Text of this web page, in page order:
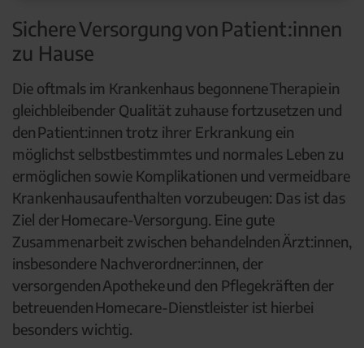
Sichere Versorgung von Patient:innen
zu Hause
Die oftmals im Krankenhaus begonnene Therapie in
gleichbleibender Qualität zuhause fortzusetzen und
den Patient:innen trotz ihrer Erkrankung ein
möglichst selbstbestimmtes und normales Leben zu
ermöglichen sowie Komplikationen und vermeidbare
Krankenhausaufenthalten vorzubeugen: Das ist das
Ziel der Homecare-Versorgung. Eine gute
Zusammenarbeit zwischen behandelnden Ärzt:innen,
insbesondere Nachverordner:innen, der
versorgenden Apotheke und den Pflegekräften der
betreuenden Homecare-Dienstleister ist hierbei
besonders wichtig.